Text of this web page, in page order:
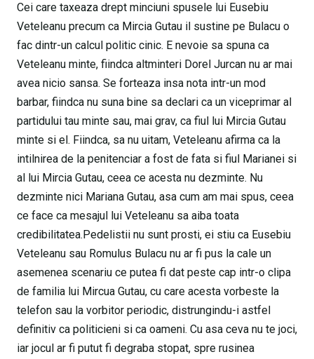
Cei care taxeaza drept minciuni spusele lui Eusebiu
Veteleanu precum ca Mircia Gutau il sustine pe Bulacu o
fac dintr-un calcul politic cinic. E nevoie sa spuna ca
Veteleanu minte, fiindca altminteri Dorel Jurcan nu ar mai
avea nicio sansa. Se forteaza insa nota intr-un mod
barbar, fiindca nu suna bine sa declari ca un viceprimar al
partidului tau minte sau, mai grav, ca fiul lui Mircia Gutau
minte si el. Fiindca, sa nu uitam, Veteleanu afirma ca la
intilnirea de la penitenciar a fost de fata si fiul Marianei si
al lui Mircia Gutau, ceea ce acesta nu dezminte. Nu
dezminte nici Mariana Gutau, asa cum am mai spus, ceea
ce face ca mesajul lui Veteleanu sa aiba toata
credibilitatea.Pedelistii nu sunt prosti, ei stiu ca Eusebiu
Veteleanu sau Romulus Bulacu nu ar fi pus la cale un
asemenea scenariu ce putea fi dat peste cap intr-o clipa
de familia lui Mircua Gutau, cu care acesta vorbeste la
telefon sau la vorbitor periodic, distrungindu-i astfel
definitiv ca politicieni si ca oameni. Cu asa ceva nu te joci,
iar jocul ar fi putut fi degraba stopat, spre rusinea